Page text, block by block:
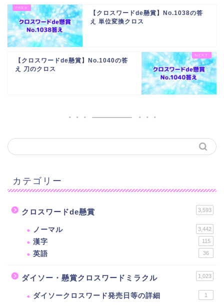
【クロスワードde懸賞】No.1038の答
え 単位変換クロス
【クロスワードde懸賞】No.1040の答
え 刀のクロス
カテゴリー
クロスワードde懸賞 3,593
ノーマル 3,442
漢字 115
英語 36
ダイソー・懸賞クロスワードミラクル 1,023
ダイソークロスワード発売日等の詳細 1